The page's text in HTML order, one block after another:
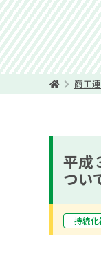
商工
平成
つい
持続化